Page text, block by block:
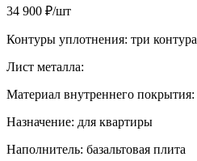
34 900 ₽/шт
Контуры уплотнения: три контура
Лист металла:
Материал внутреннего покрытия:
Назначение: для квартиры
Наполнитель: базальтовая плита